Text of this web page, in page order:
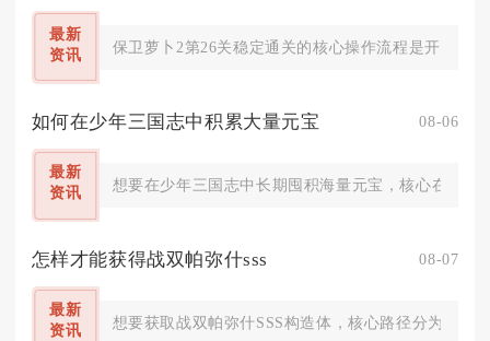
最新
资讯
保卫萝卜2第26关稳定通关的核心操作流程是开局极
如何在少年三国志中积累大量元宝 08-06
最新
资讯
想要在少年三国志中长期囤积海量元宝，核心在于
怎样才能获得战双帕弥什sss 08-07
最新
资讯
想要获取战双帕弥什SSS构造体，核心路径分为定